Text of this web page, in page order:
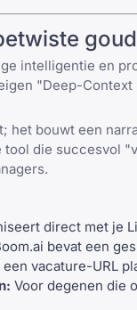
intelligentie en
"Deep-
het bouwt een
tool die
direct met je
bevat een
vacature-URL
Voor degenen die